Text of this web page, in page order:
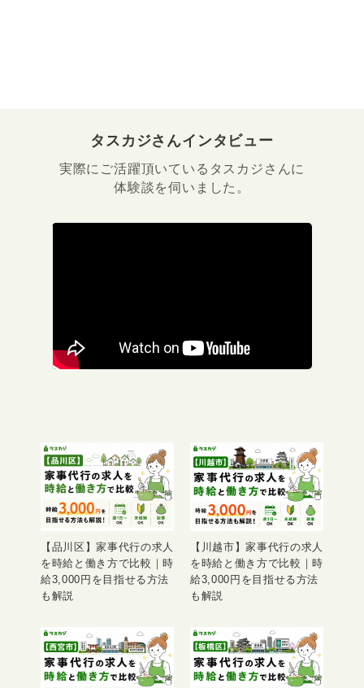
タスカジさんインタビュー
実際にご活躍頂いているタスカジさんに
体験談を伺いました。
【品川区】家事代行の求人
を時給と働き方で比較｜時
給3,000円を目指せる方法
も解説
【川越市】家事代行の求人
を時給と働き方で比較｜時
給3,000円を目指せる方法
も解説